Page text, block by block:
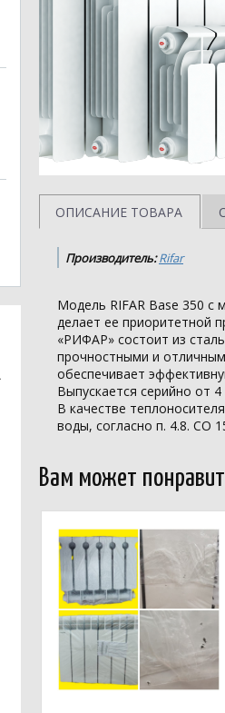
ОПИСАНИЕ ТОВАРА
Производитель:Rifar
Модель RIFAR Base 350
делает ее приоритетной
«РИФАР» состоит из
прочностными и
обеспечивает
Выпускается серийно от
В качестве
воды, согласно п. 4.8. СО
Вам может